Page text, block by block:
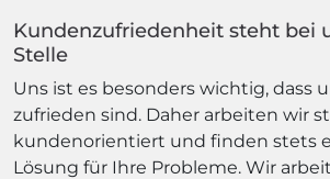
Kundenzufriedenheit steht bei
Stelle
Uns ist es besonders wichtig, dass
zufrieden sind. Daher arbeiten wir
kundenorientiert und finden stets
Lösung für Ihre Probleme. Wir